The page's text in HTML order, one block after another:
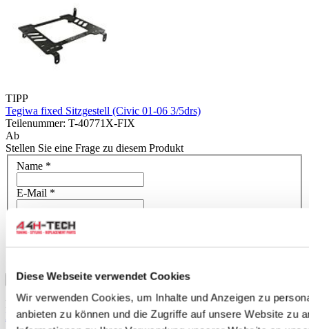
Diese Webseite verwendet Cookies
Wir verwenden Cookies, um Inhalte und Anzeigen zu
anbieten zu können und die Zugriffe auf unsere Website zu
TIPP
Tegiwa fixed Sitzgestell (Civic 01-06 3/5drs)
Teilenummer: T-40771X-FIX
Ab
Stellen Sie eine Frage zu diesem Produkt
Name *
E-Mail *
Was ist Ihre Meinung?
Absenden
Dieses Formular ist durch reCAPTCHA geschützt – die
Datenschutzrichtlinie von GoogleundNutzungsbedingungen.